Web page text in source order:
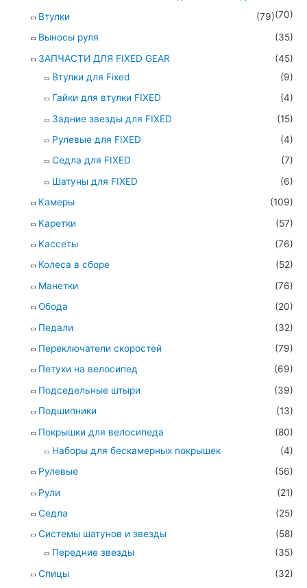
(70)
Втулки
(79)
Выносы руля
(35)
ЗАПЧАСТИ ДЛЯ FIXED GEAR
(45)
Втулки для Fixed
(9)
Гайки для втулки FIXED
(4)
Задние звезды для FIXED
(15)
Рулевые для FIXED
(4)
Седла для FIXED
(7)
Шатуны для FIXED
(6)
Камеры
(109)
Каретки
(57)
Кассеты
(76)
Колеса в сборе
(52)
Манетки
(76)
Обода
(20)
Педали
(32)
Переключатели скоростей
(79)
Петухи на велосипед
(69)
Подседельные штыри
(39)
Подшипники
(13)
Покрышки для велосипеда
(80)
Наборы для бескамерных покрышек
(4)
Рулевые
(56)
Рули
(21)
Седла
(25)
Системы шатунов и звезды
(58)
Передние звезды
(35)
Спицы
(32)